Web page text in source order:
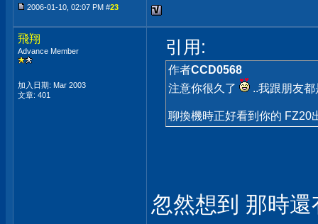
2006-01-10, 02:07 PM #23
飛翔
Advance Member
加入日期: Mar 2003
文章: 401
引用:
作者CCD0568
注意你很久了
..我跟朋友
聊換機時正好看到你的 FZ20
忽然想到 那時